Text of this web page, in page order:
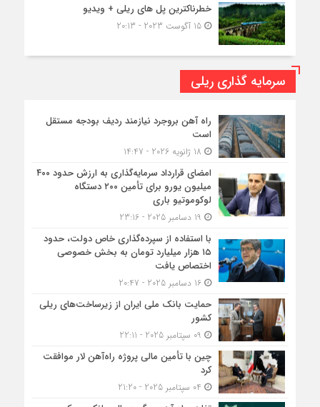
خطرناکترین پل های ریلی + ویدیو
15 آگوست 2023 - 20:13
سرمایه گذاری ریلی
راه آهن بروجرد نیازمند ردیف بودجه مستقل
است
امضای قرارداد سرمایه‌گذاری به ارزش حدود ۴۰۰
میلیون یورو برای تأمین ۲۰۰ دستگاه
لوکوموتیو باری
با استفاده از سپرده‌گذاری خاص دولت، حدود
۱۵ هزار میلیارد تومان به بخش خصوصی
اختصاص یافت
16 دسامبر 2025 - 20:47
حمایت بانک ملی ایران از زیرساخت‌های ریلی
کشور
چین با تأمین مالی پروژه راه‌آهن لار موافقت
کرد